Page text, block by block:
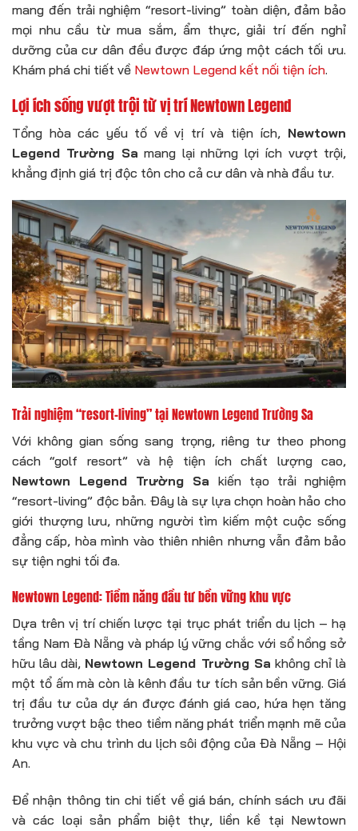
mang đến trải nghiệm “resort-living” toàn diện, đảm bảo
mọi nhu cầu từ mua sắm, ẩm thực, giải trí đến nghỉ
dưỡng của cư dân đều được đáp ứng một cách tối ưu.
Khám phá chi tiết về Newtown Legend kết nối tiện ích.
Lợi ích sống vượt trội từ vị trí Newtown Legend
Tổng hòa các yếu tố về vị trí và tiện ích, Newtown
Legend Trường Sa mang lại những lợi ích vượt trội,
khẳng định giá trị độc tôn cho cả cư dân và nhà đầu tư.
Trải nghiệm “resort-living” tại Newtown Legend Trường Sa
Với không gian sống sang trọng, riêng tư theo phong
cách “golf resort” và hệ tiện ích chất lượng cao,
Newtown Legend Trường Sa kiến tạo trải nghiệm
“resort-living” độc bản. Đây là sự lựa chọn hoàn hảo cho
giới thượng lưu, những người tìm kiếm một cuộc sống
đẳng cấp, hòa mình vào thiên nhiên nhưng vẫn đảm bảo
sự tiện nghi tối đa.
Newtown Legend: Tiềm năng đầu tư bền vững khu vực
Dựa trên vị trí chiến lược tại trục phát triển du lịch – hạ
tầng Nam Đà Nẵng và pháp lý vững chắc với sổ hồng sở
hữu lâu dài, Newtown Legend Trường Sa không chỉ là
một tổ ấm mà còn là kênh đầu tư tích sản bền vững. Giá
trị đầu tư của dự án được đánh giá cao, hứa hẹn tăng
trưởng vượt bậc theo tiềm năng phát triển mạnh mẽ của
khu vực và chu trình du lịch sôi động của Đà Nẵng – Hội
An.
Để nhận thông tin chi tiết về giá bán, chính sách ưu đãi
và các loại sản phẩm biệt thự, liền kề tại Newtown